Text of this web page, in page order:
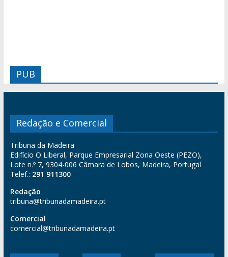
PUB
Redação e Comercial
Tribuna da Madeira
Edifício O Liberal, Parque Empresarial Zona Oeste (PEZO),
Lote n.º 7, 9304-006 Câmara de Lobos, Madeira, Portugal
Telef.: 291 911300
Redação
tribuna@tribunadamadeira.pt
Comercial
comercial@tribunadamadeira.pt